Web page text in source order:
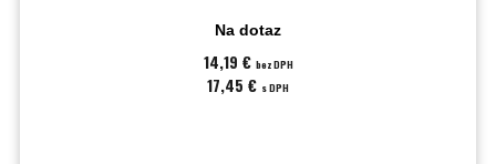
Na dotaz
14,19 € bez DPH
17,45 € s DPH